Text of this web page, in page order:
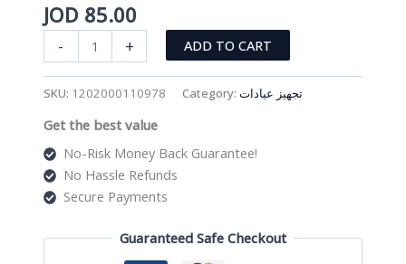
JOD 85.00
-
طبية
+ ADD TO CART
SKU: 1202000110978 Category: تجهيز عيادات
Get the best value
No-Risk Money Back Guarantee!
No Hassle Refunds
Secure Payments
Guaranteed Safe Checkout